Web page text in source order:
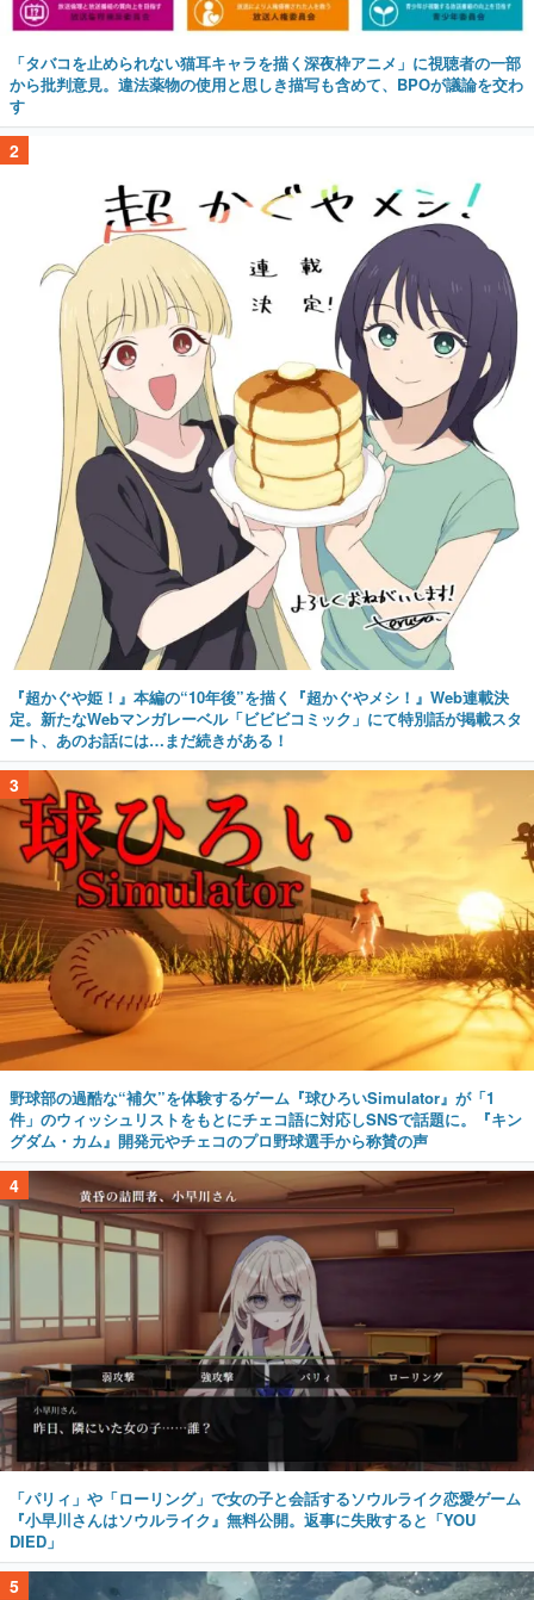
「タバコを止められない猫耳キャラを描く深夜枠アニメ」に視聴者の一部
から批判意見。違法薬物の使用と思しき描写も含めて、BPOが議論を交わ
す
2
『超かぐや姫！』本編の“10年後”を描く『超かぐやメシ！』Web連載決
定。新たなWebマンガレーベル「ビビビコミック」にて特別話が掲載スタ
ート、あのお話には…まだ続きがある！
3
野球部の過酷な“補欠”を体験するゲーム『球ひろいSimulator』が「1
件」のウィッシュリストをもとにチェコ語に対応しSNSで話題に。『キン
グダム・カム』開発元やチェコのプロ野球選手から称賛の声
4
「パリィ」や「ローリング」で女の子と会話するソウルライク恋愛ゲーム
『小早川さんはソウルライク』無料公開。返事に失敗すると「YOU
DIED」
5